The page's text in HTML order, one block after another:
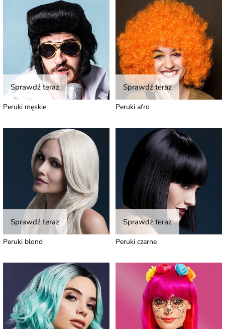
Sprawdź teraz
Peruki męskie
Sprawdź teraz
Peruki afro
Sprawdź teraz
Peruki blond
Sprawdź teraz
Peruki czarne